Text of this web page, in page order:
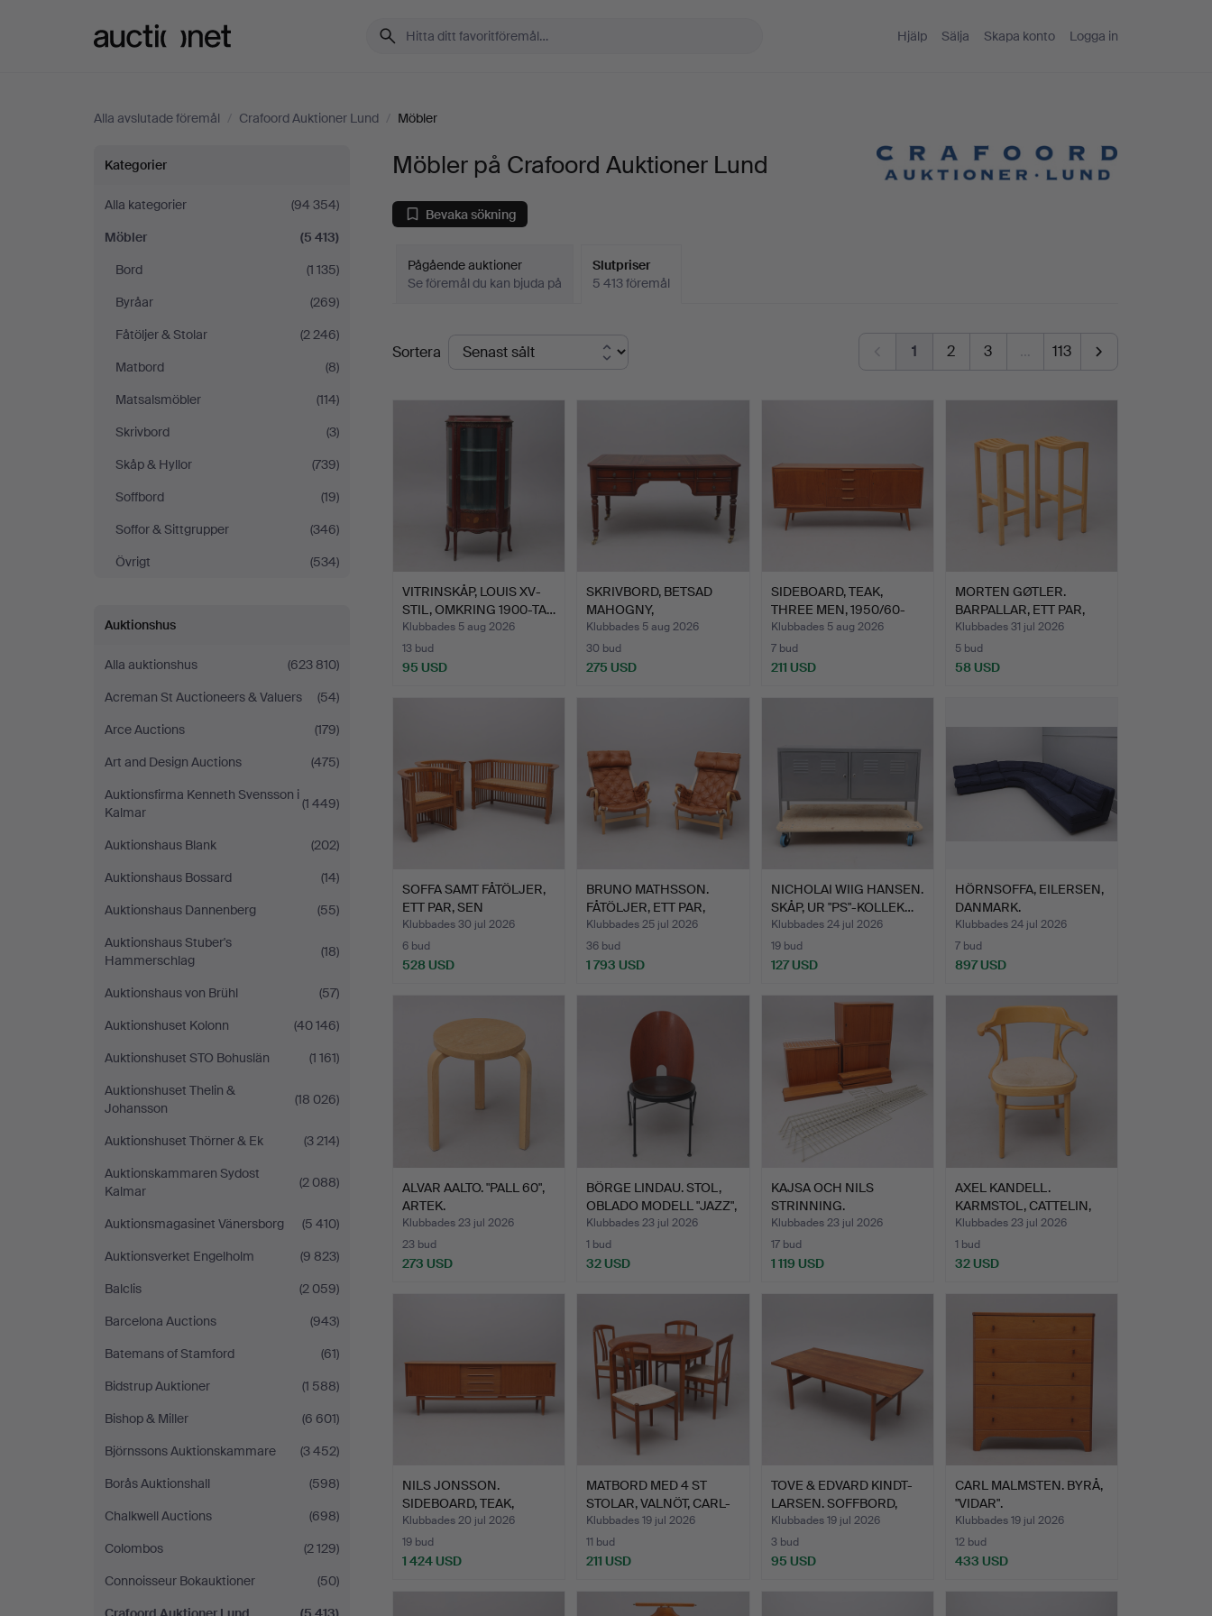
Hjälp Sälja Skapa konto Logga in
Alla avslutade föremål / Crafoord Auktioner Lund / Möbler
Möbler
på
Crafoord
Auktioner
Lund
Kategorier
Alla kategorier
(94 354)
Möbler
(5 413)
Bord
(1 135)
Byråar
(269)
Fåtöljer & Stolar
(2 246)
Matbord
(8)
Matsalsmöbler
(114)
Skrivbord
(3)
Skåp & Hyllor
(739)
Soffbord
(19)
Soffor & Sittgrupper
(346)
Övrigt
(534)
Auktionshus
Alla auktionshus
(623 810)
Acreman St Auctioneers & Valuers
(54)
Arce Auctions
(179)
Art and Design Auctions
(475)
Auktionsfirma Kenneth Svensson i
Kalmar
(1 449)
Auktionshaus Blank
(202)
Auktionshaus Bossard
(14)
Auktionshaus Dannenberg
(55)
Auktionshaus Stuber's
Hammerschlag
(18)
Auktionshaus von Brühl
(57)
Auktionshuset Kolonn
(40 146)
Auktionshuset STO Bohuslän
(1 161)
Auktionshuset Thelin &
Johansson
(18 026)
Auktionshuset Thörner & Ek
(3 214)
Auktionskammaren Sydost
Kalmar
(2 088)
Auktionsmagasinet Vänersborg
(5 410)
Auktionsverket Engelholm
(9 823)
Balclis
(2 059)
Barcelona Auctions
(943)
Batemans of Stamford
(61)
Bidstrup Auktioner
(1 588)
Bishop & Miller
(6 601)
Björnssons Auktionskammare
(3 452)
Borås Auktionshall
(598)
Chalkwell Auctions
(698)
Colombos
(2 129)
Connoisseur Bokauktioner
(50)
Möbler på Crafoord Auktioner Lund
Bevaka sökning
Pågående auktioner
Se föremål du kan bjuda på
Slutpriser
5 413 föremål
Slutpriser
Sortera 1 2 3 … 113
VITRINSKÅP, LOUIS XV-
STIL, OMKRING 1900-TA…
Klubbades 5 aug 2026
13 bud
95 USD
SKRIVBORD, BETSAD
MAHOGNY,
REGENCYSTIL, 19…
Klubbades 5 aug 2026
30 bud
275 USD
SIDEBOARD, TEAK,
THREE MEN, 1950/60-
TAL.
Klubbades 5 aug 2026
7 bud
211 USD
MORTEN GØTLER.
BARPALLAR, ETT PAR,
"VALENC…
Klubbades 31 jul 2026
5 bud
58 USD
SOFFA SAMT FÅTÖLJER,
ETT PAR, SEN
JUGENDST…
Klubbades 30 jul 2026
6 bud
528 USD
BRUNO MATHSSON.
FÅTÖLJER, ETT PAR,
"PERNIL…
Klubbades 25 jul 2026
36 bud
1 793 USD
NICHOLAI WIIG HANSEN.
SKÅP, UR "PS"-KOLLEK…
Klubbades 24 jul 2026
19 bud
127 USD
HÖRNSOFFA, EILERSEN,
DANMARK.
Klubbades 24 jul 2026
7 bud
897 USD
ALVAR AALTO. "PALL 60",
ARTEK.
Klubbades 23 jul 2026
23 bud
273 USD
BÖRGE LINDAU. STOL,
OBLADO MODELL "JAZZ",
…
Klubbades 23 jul 2026
1 bud
32 USD
KAJSA OCH NILS
STRINNING.
HYLLSYSTEM, "STR…
Klubbades 23 jul 2026
17 bud
1 119 USD
AXEL KANDELL.
KARMSTOL, CATTELIN,
GEMLA.
Klubbades 23 jul 2026
1 bud
32 USD
NILS JONSSON.
SIDEBOARD, TEAK,
"CORTINA", …
Klubbades 20 jul 2026
19 bud
1 424 USD
MATBORD MED 4 ST
STOLAR, VALNÖT, CARL-
EWER…
Klubbades 19 jul 2026
11 bud
211 USD
TOVE & EDVARD KINDT-
LARSEN. SOFFBORD,
TEAK…
Klubbades 19 jul 2026
3 bud
95 USD
CARL MALMSTEN. BYRÅ,
"VIDAR".
Klubbades 19 jul 2026
12 bud
433 USD